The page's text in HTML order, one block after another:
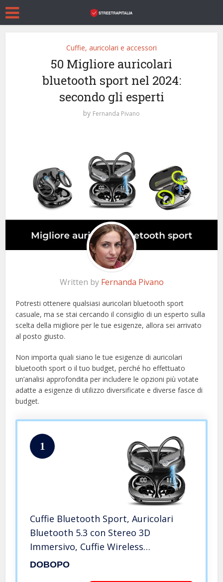
Cuffie, auricolari e accessori
50 Migliore auricolari
bluetooth sport nel 2024:
secondo gli esperti
by Fernanda Pivano
Written by Fernanda Pivano
Potresti ottenere qualsiasi auricolari bluetooth sport
casuale, ma se stai cercando il consiglio di un esperto sulla
scelta della migliore per le tue esigenze, allora sei arrivato
al posto giusto.
Non importa quali siano le tue esigenze di auricolari
bluetooth sport o il tuo budget, perché ho effettuato
un’analisi approfondita per includere le opzioni più votate
adatte a esigenze di utilizzo diversificate e diverse fasce di
budget.
1
Cuffie Bluetooth Sport, Auricolari
Bluetooth 5.3 con Stereo 3D
Immersivo, Cuffie Wireless
Incorporato HD Mic, IP7 Impermeabili
DOBOPO